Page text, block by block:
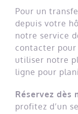
Pour un
depuis votre
notre service
contacter
utiliser notre
ligne pour
Réservez dès
profitez d’un